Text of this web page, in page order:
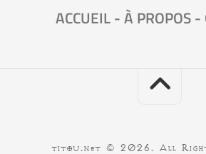
ACCUEIL-À PROPOS-
titou.net © 2026. All